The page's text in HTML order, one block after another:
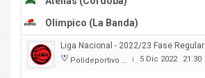
Olimpico (La Banda)
Liga Nacional - 2022/23 Fase Regular
Polideportivo Independiente | 5 Dic 2022 21:30